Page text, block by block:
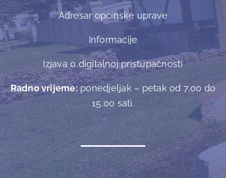
Fotogalerija i video materijali
Adresar općinske uprave
Informacije
Izjava o digitalnoj pristupačnosti
Radno vrijeme:ponedjeljak – petak od 7,00 do
15,00 sati.